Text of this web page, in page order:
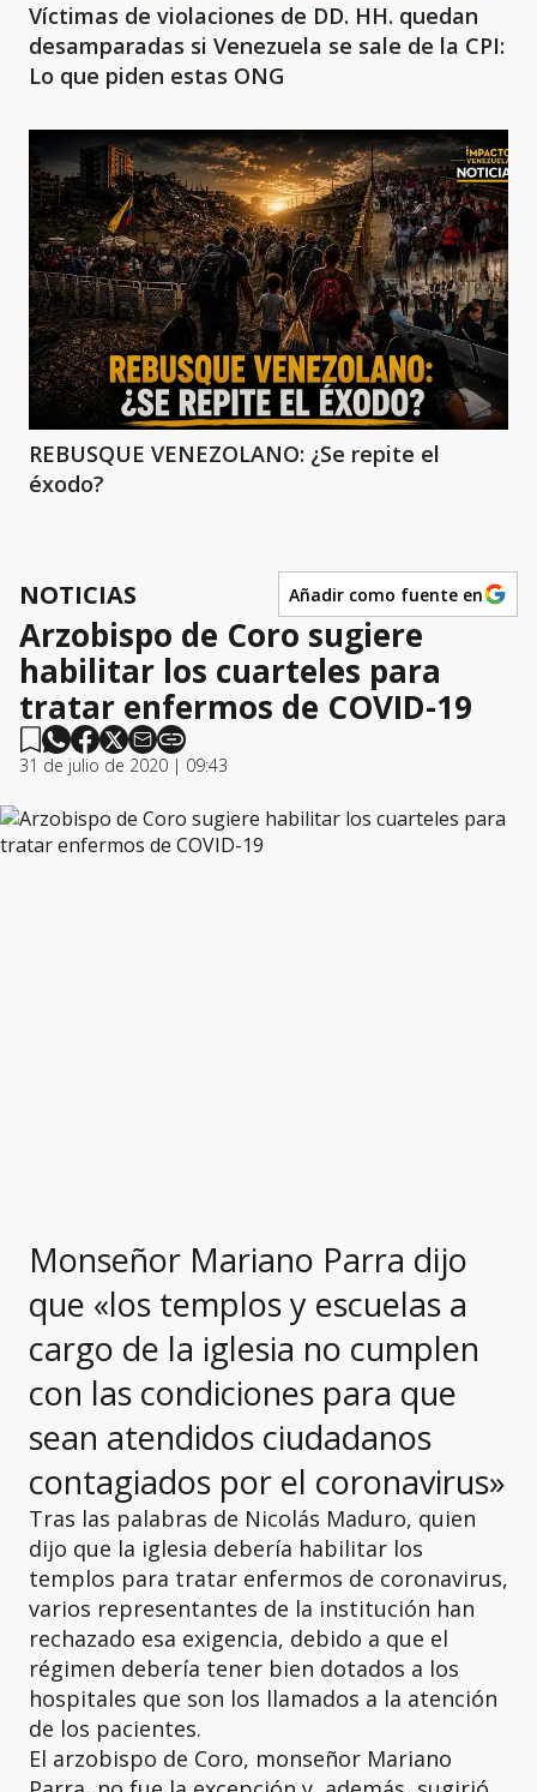
Víctimas de violaciones de DD. HH. quedan
desamparadas si Venezuela se sale de la CPI:
Lo que piden estas ONG
REBUSQUE VENEZOLANO: ¿Se repite el
éxodo?
NOTICIAS Añadir como fuente en
Arzobispo de Coro sugiere
habilitar los cuarteles para
tratar enfermos de COVID-19
31 de julio de 2020 | 09:43
Monseñor Mariano Parra dijo
que «los templos y escuelas a
cargo de la iglesia no cumplen
con las condiciones para que
sean atendidos ciudadanos
contagiados por el coronavirus»
Tras las palabras de Nicolás Maduro, quien
dijo que la iglesia debería habilitar los
templos para tratar enfermos de coronavirus,
varios representantes de la institución han
rechazado esa exigencia, debido a que el
régimen debería tener bien dotados a los
hospitales que son los llamados a la atención
de los pacientes.
El arzobispo de Coro, monseñor Mariano